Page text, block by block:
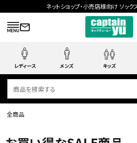
ネットショップ・小売店様向け ソック
mail_outline
レディース メンズ キッズ
全商品